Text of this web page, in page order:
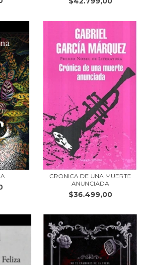
CRONICA DE UNA MUERTE
ANUNCIADA
$36.499,00